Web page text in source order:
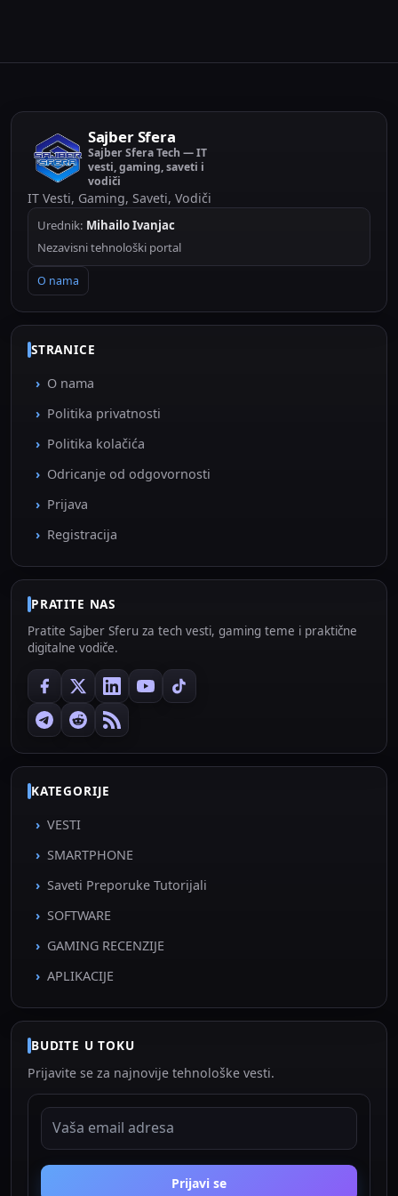
Sajber Sfera
Sajber Sfera Tech — IT
vesti, gaming, saveti i
vodiči
IT Vesti, Gaming, Saveti, Vodiči
Urednik: Mihailo Ivanjac
Nezavisni tehnološki portal
O nama
STRANICE
O nama
Politika privatnosti
Politika kolačića
Odricanje od odgovornosti
Prijava
Registracija
PRATITE NAS
Pratite Sajber Sferu za tech vesti, gaming teme i praktične
digitalne vodiče.
KATEGORIJE
VESTI
SMARTPHONE
Saveti Preporuke Tutorijali
SOFTWARE
GAMING RECENZIJE
APLIKACIJE
BUDITE U TOKU
Prijavite se za najnovije tehnološke vesti.
EMAIL ADRESA
Prijavi se